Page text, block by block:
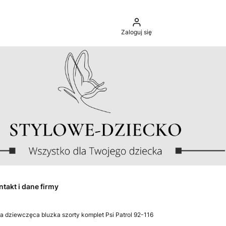
Zaloguj się
i dane firmy
dziewczęca bluzka szorty komplet Psi Patrol 92-116